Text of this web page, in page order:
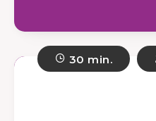
30 min.